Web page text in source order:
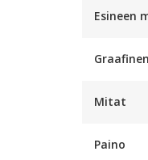
Esineen
Mitat
Paino